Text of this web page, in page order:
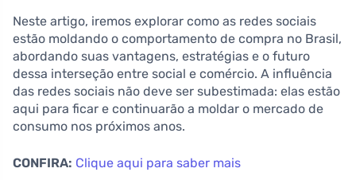
Neste artigo, iremos explorar como as redes sociais
estão moldando o comportamento de compra no Brasil,
abordando suas vantagens, estratégias e o futuro
dessa interseção entre social e comércio. A influência
das redes sociais não deve ser subestimada: elas estão
aqui para ficar e continuarão a moldar o mercado de
consumo nos próximos anos.
CONFIRA: Clique aqui para saber mais